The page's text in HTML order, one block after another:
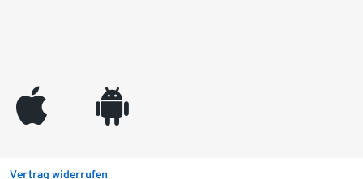
appleinc android
Vertrag widerrufen